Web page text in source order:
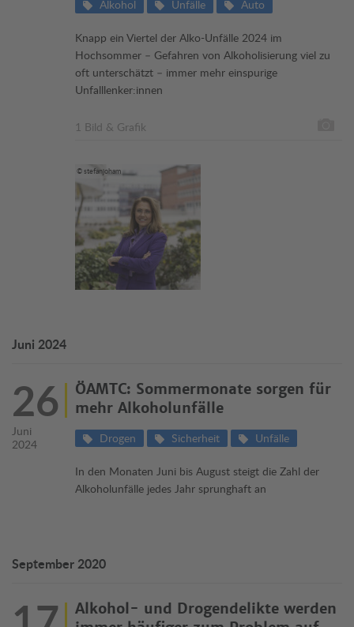
Alkohol Unfälle Auto
Knapp ein Viertel der Alko-Unfälle 2024 im
Hochsommer – Gefahren von Alkoholisierung viel zu
oft unterschätzt – immer mehr einspurige
Unfalllenker:innen
1 Bild & Grafik
© stefanjoham
Juni 2024
26
Juni
2024
ÖAMTC: Sommermonate sorgen für
mehr Alkoholunfälle
Drogen Sicherheit Unfälle
In den Monaten Juni bis August steigt die Zahl der
Alkoholunfälle jedes Jahr sprunghaft an
September 2020
Alkohol- und Drogendelikte werden